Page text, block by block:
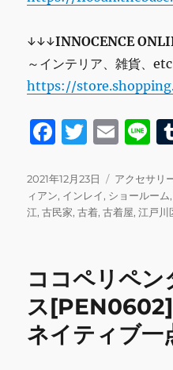
↓↓↓INNOCENCE
～インテリア、雑貨、etc
https://
F
c
e
o
k
T
it
te
E
ai
l
Li
e
投
稿
日:
2021年12月23日
カ
テ
ゴ
アクセサ
ィアン, インレイ, ショールーム
江,古民家,古着,古着屋,江戸川
ココペリペン
ス
ネイティブ一